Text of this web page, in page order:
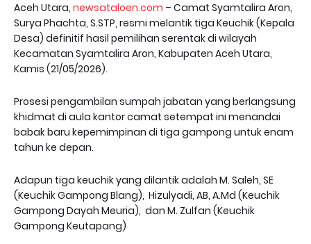
Aceh Utara, newsataloen.com – Camat Syamtalira Aron,
Surya Phachta, S.STP, resmi melantik tiga Keuchik (Kepala
Desa) definitif hasil pemilihan serentak di wilayah
Kecamatan Syamtalira Aron, Kabupaten Aceh Utara,
Kamis (21/05/2026).
Prosesi pengambilan sumpah jabatan yang berlangsung
khidmat di aula kantor camat setempat ini menandai
babak baru kepemimpinan di tiga gampong untuk enam
tahun ke depan.
Adapun tiga keuchik yang dilantik adalah M. Saleh, SE
(Keuchik Gampong Blang), Hizulyadi, AB, A.Md (Keuchik
Gampong Dayah Meuria), dan M. Zulfan (Keuchik
Gampong Keutapang)